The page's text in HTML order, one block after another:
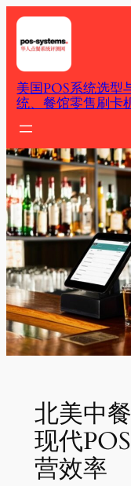
Skip
content
美国POS系统选型
统、餐馆零售刷卡
北美中
现代
营效率